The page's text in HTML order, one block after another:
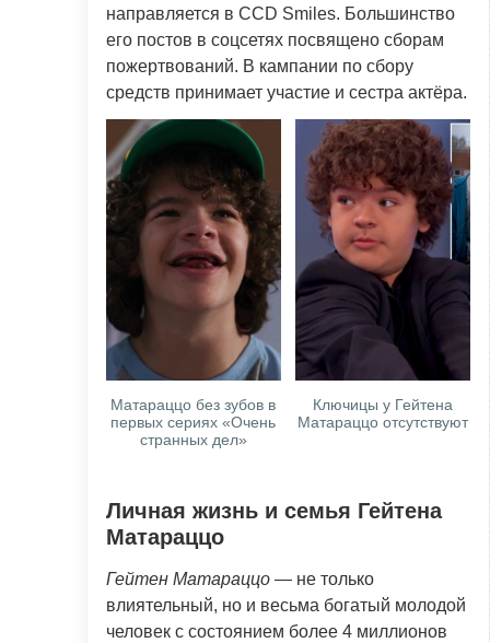
направляется в CCD Smiles. Большинство
его постов в соцсетях посвящено сборам
пожертвований. В кампании по сбору
средств принимает участие и сестра актёра.
Матараццо без зубов в
первых сериях «Очень
странных дел»
Ключицы у Гейтена
Матараццо отсутствуют
Личная жизнь и семья Гейтена
Матараццо
Гейтен Матараццо — не только
влиятельный, но и весьма богатый молодой
человек с состоянием более 4 миллионов